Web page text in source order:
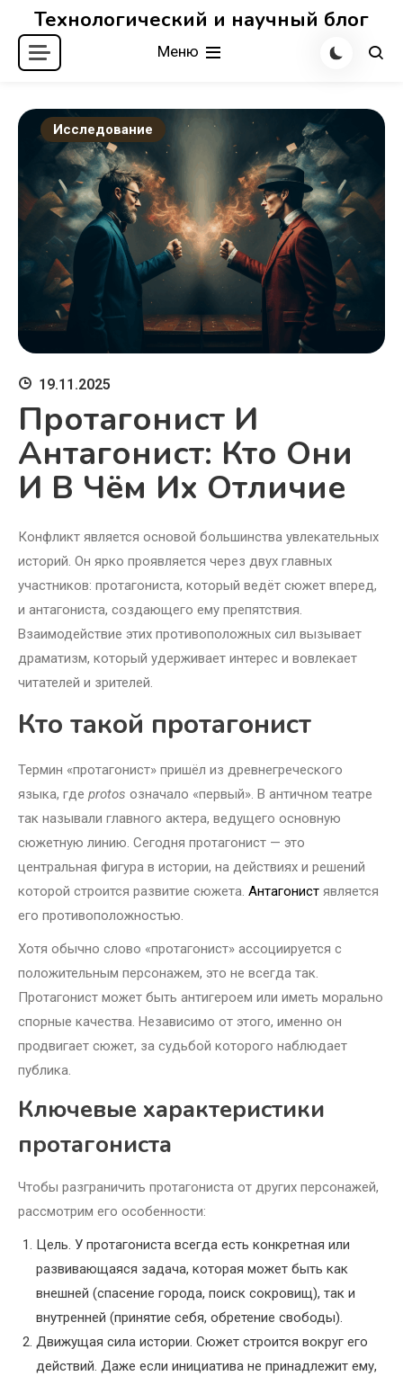
Перейти
содержимому
Технологический и научный блог
Меню
Исследование
19.11.2025
Протагонист И
Антагонист: Кто Они
И В Чём Их Отличие
Конфликт является основой большинства увлекательных
историй. Он ярко проявляется через двух главных
участников: протагониста, который ведёт сюжет вперед,
и антагониста, создающего ему препятствия.
Взаимодействие этих противоположных сил вызывает
драматизм, который удерживает интерес и вовлекает
читателей и зрителей.
Кто такой протагонист
Термин «протагонист» пришёл из древнегреческого
языка, где protos означало «первый». В античном театре
так называли главного актера, ведущего основную
сюжетную линию. Сегодня протагонист — это
центральная фигура в истории, на действиях и решений
которой строится развитие сюжета. Антагонист является
его противоположностью.
Хотя обычно слово «протагонист» ассоциируется с
положительным персонажем, это не всегда так.
Протагонист может быть антигероем или иметь морально
спорные качества. Независимо от этого, именно он
продвигает сюжет, за судьбой которого наблюдает
публика.
Ключевые характеристики
протагониста
Чтобы разграничить протагониста от других персонажей,
рассмотрим его особенности:
Цель. У протагониста всегда есть конкретная или
развивающаяся задача, которая может быть как
внешней (спасение города, поиск сокровищ), так и
внутренней (принятие себя, обретение свободы).
Движущая сила истории. Сюжет строится вокруг его
действий. Даже если инициатива не принадлежит ему,